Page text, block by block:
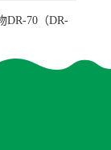
DR-70（DR-